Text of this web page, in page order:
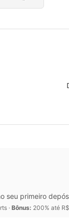
primeiro
· Bônus: 200% até